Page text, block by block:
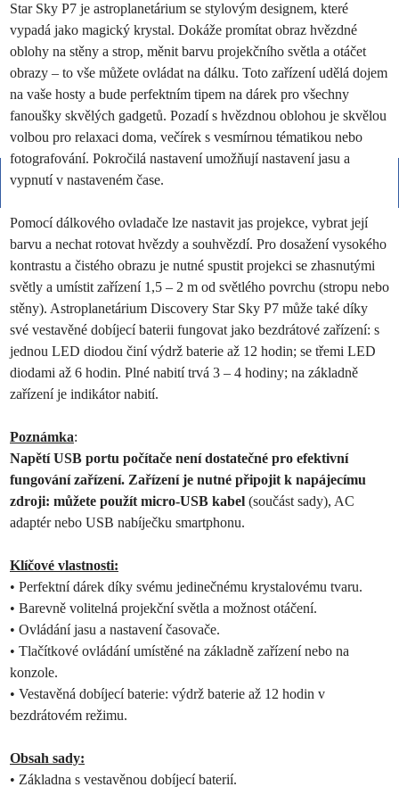
Star Sky P7 je astroplanetárium se stylovým designem, které
vypadá jako magický krystal. Dokáže promítat obraz hvězdné
oblohy na stěny a strop, měnit barvu projekčního světla a otáčet
obrazy – to vše můžete ovládat na dálku. Toto zařízení udělá dojem
na vaše hosty a bude perfektním tipem na dárek pro všechny
fanoušky skvělých gadgetů. Pozadí s hvězdnou oblohou je skvělou
volbou pro relaxaci doma, večírek s vesmírnou tématikou nebo
fotografování. Pokročilá nastavení umožňují nastavení jasu a
vypnutí v nastaveném čase.
Pomocí dálkového ovladače lze nastavit jas projekce, vybrat její
barvu a nechat rotovat hvězdy a souhvězdí. Pro dosažení vysokého
kontrastu a čistého obrazu je nutné spustit projekci se zhasnutými
světly a umístit zařízení 1,5 – 2 m od světlého povrchu (stropu nebo
stěny). Astroplanetárium Discovery Star Sky P7 může také díky
své vestavěné dobíjecí baterii fungovat jako bezdrátové zařízení: s
jednou LED diodou činí výdrž baterie až 12 hodin; se třemi LED
diodami až 6 hodin. Plné nabití trvá 3 – 4 hodiny; na základně
zařízení je indikátor nabití.
Poznámka:
Napětí USB portu počítače není dostatečné pro efektivní
fungování zařízení. Zařízení je nutné připojit k napájecímu
zdroji: můžete použít micro-USB kabel (součást sady), AC
adaptér nebo USB nabíječku smartphonu.
Klíčové vlastnosti:
• Perfektní dárek díky svému jedinečnému krystalovému tvaru.
• Barevně volitelná projekční světla a možnost otáčení.
• Ovládání jasu a nastavení časovače.
• Tlačítkové ovládání umístěné na základně zařízení nebo na
konzole.
• Vestavěná dobíjecí baterie: výdrž baterie až 12 hodin v
bezdrátovém režimu.
Obsah sady:
• Základna s vestavěnou dobíjecí baterií.